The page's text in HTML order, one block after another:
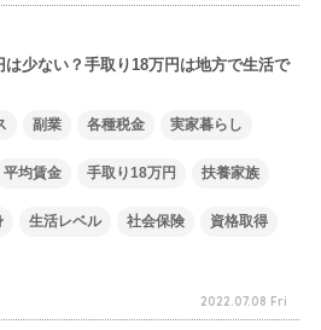
は少ない？手取り18万円は地方で生活で
副業 各種税金 実家暮らし
平均賃金 手取り18万円 扶養家族
生活レベル 社会保険 資格取得
2022.07.08 Fri